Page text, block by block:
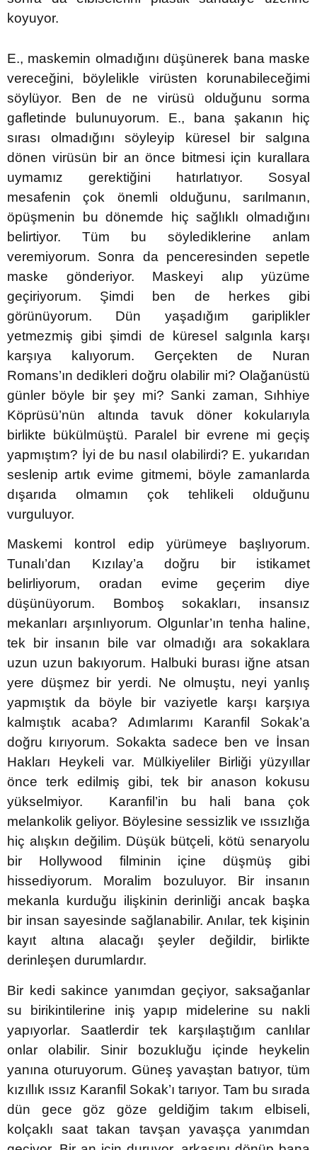
koyuyor.
E., maskemin olmadığını düşünerek bana maske
vereceğini, böylelikle virüsten korunabileceğimi
söylüyor. Ben de ne virüsü olduğunu sorma
gafletinde bulunuyorum. E., bana şakanın hiç
sırası olmadığını söyleyip küresel bir salgına
dönen virüsün bir an önce bitmesi için kurallara
uymamız gerektiğini hatırlatıyor. Sosyal
mesafenin çok önemli olduğunu, sarılmanın,
öpüşmenin bu dönemde hiç sağlıklı olmadığını
belirtiyor. Tüm bu söylediklerine anlam
veremiyorum. Sonra da penceresinden sepetle
maske gönderiyor. Maskeyi alıp yüzüme
geçiriyorum. Şimdi ben de herkes gibi
görünüyorum. Dün yaşadığım gariplikler
yetmezmiş gibi şimdi de küresel salgınla karşı
karşıya kalıyorum. Gerçekten de Nuran
Romans’ın dedikleri doğru olabilir mi? Olağanüstü
günler böyle bir şey mi? Sanki zaman, Sıhhiye
Köprüsü’nün altında tavuk döner kokularıyla
birlikte bükülmüştü. Paralel bir evrene mi geçiş
yapmıştım? İyi de bu nasıl olabilirdi? E. yukarıdan
seslenip artık evime gitmemi, böyle zamanlarda
dışarıda olmamın çok tehlikeli olduğunu
vurguluyor.
Maskemi kontrol edip yürümeye başlıyorum.
Tunalı’dan Kızılay’a doğru bir istikamet
belirliyorum, oradan evime geçerim diye
düşünüyorum. Bomboş sokakları, insansız
mekanları arşınlıyorum. Olgunlar’ın tenha haline,
tek bir insanın bile var olmadığı ara sokaklara
uzun uzun bakıyorum. Halbuki burası iğne atsan
yere düşmez bir yerdi. Ne olmuştu, neyi yanlış
yapmıştık da böyle bir vaziyetle karşı karşıya
kalmıştık acaba? Adımlarımı Karanfil Sokak’a
doğru kırıyorum. Sokakta sadece ben ve İnsan
Hakları Heykeli var. Mülkiyeliler Birliği yüzyıllar
önce terk edilmiş gibi, tek bir anason kokusu
yükselmiyor. Karanfil’in bu hali bana çok
melankolik geliyor. Böylesine sessizlik ve ıssızlığa
hiç alışkın değilim. Düşük bütçeli, kötü senaryolu
bir Hollywood filminin içine düşmüş gibi
hissediyorum. Moralim bozuluyor. Bir insanın
mekanla kurduğu ilişkinin derinliği ancak başka
bir insan sayesinde sağlanabilir. Anılar, tek kişinin
kayıt altına alacağı şeyler değildir, birlikte
derinleşen durumlardır.
Bir kedi sakince yanımdan geçiyor, saksağanlar
su birikintilerine iniş yapıp midelerine su nakli
yapıyorlar. Saatlerdir tek karşılaştığım canlılar
onlar olabilir. Sinir bozukluğu içinde heykelin
yanına oturuyorum. Güneş yavaştan batıyor, tüm
kızıllık ıssız Karanfil Sokak’ı tarıyor. Tam bu sırada
dün gece göz göze geldiğim takım elbiseli,
kolçaklı saat takan tavşan yavaşça yanımdan